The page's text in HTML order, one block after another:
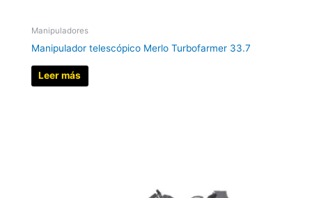
Manipuladores
Manipulador telescópico Merlo Turbofarmer 33.7
Leer más